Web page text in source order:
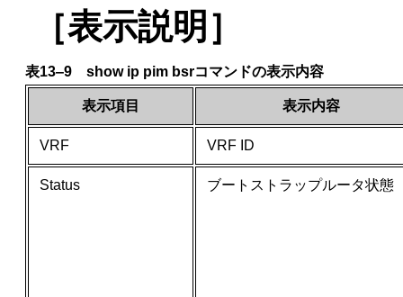
［表示説明］
表13‒9 show ip pim bsrコマンドの表示内容
表示項目 表示内容
VRF VRF ID
Status ブートストラップルータ状態